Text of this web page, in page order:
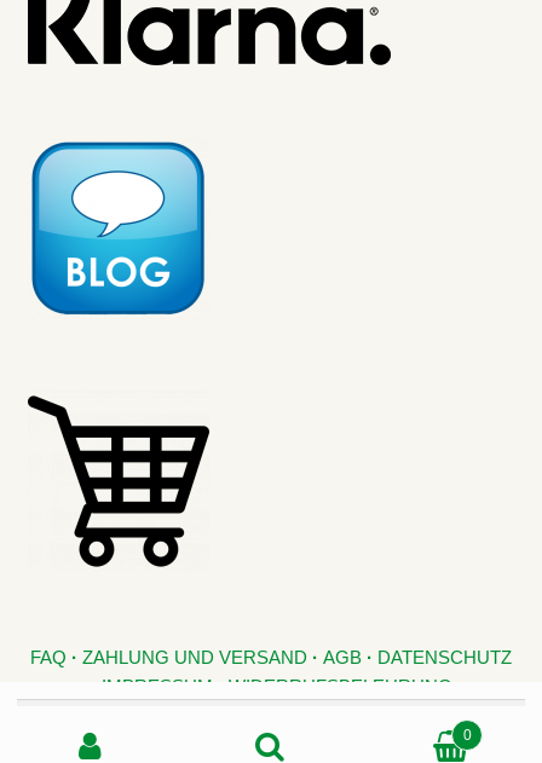
FAQ · ZAHLUNG UND VERSAND · AGB · DATENSCHUTZ
IMPRESSUM WIDERRUFSBELEHRUNG
0